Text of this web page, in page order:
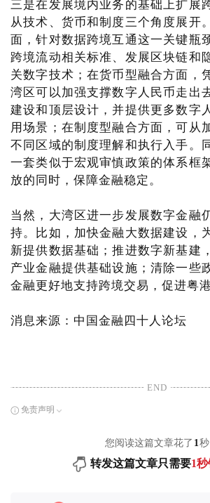
三是在发展境内业务的基础上扩展
从技术、货币和制度三个角度展开
面，针对数据跨境互通这一关键瓶
跨境流动相关标准、发展区块链和
关数字技术；在货币型融合方面，
湾区可以加强支撑数字人民币走出
建设和顶层设计，并提供更多数字
用场景；在制度型融合方面，可从
不同区域的制度理解和执行入手。
一套类似于宏观审慎政策的体系框
放的同时，保障金融稳定。
当然，大湾区进一步发展数字金融
持。比如，加快金融大数据建设，
新提供数据基础；推进数字新基建
产业金融提供基础设施；清除一些
金融更好地支持跨境交易，促进粤港
消息来源：中国金融四十人论坛
END
免责声明
您阅读这篇文章花了 1秒
转发这篇文章只需要1